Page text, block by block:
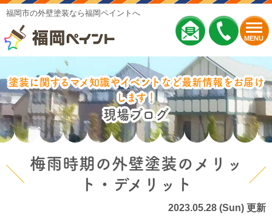
MENU
福岡市の外壁塗装なら福岡ペイントへ
塗装に関するマメ知識やイベントなど最新情報をお届け
します！
現場ブログ
梅雨時期の外壁塗装のメリッ
ト・デメリット
2023.05.28 (Sun) 更新